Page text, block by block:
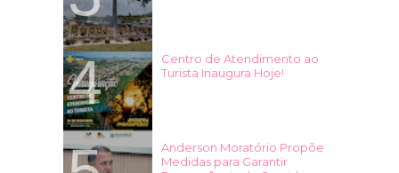
Centro de Atendimento ao
Turista Inaugura Hoje!
Anderson Moratório Propõe
Medidas para Garantir